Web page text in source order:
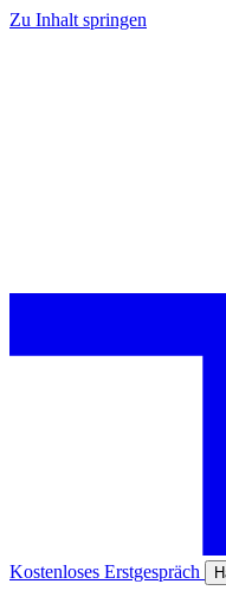
Zu Inhalt springen
Kostenloses Erstgespräch